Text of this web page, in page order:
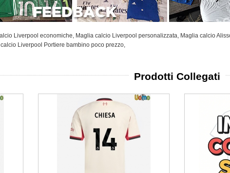
Liverpool economiche, Maglia calcio Liverpool personalizzata, Maglia calcio
Liverpool Portiere bambino poco prezzo,
Prodotti Collegati